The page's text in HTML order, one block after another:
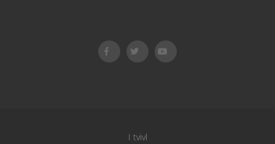
I tvivl